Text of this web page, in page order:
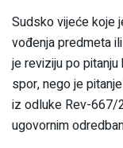
Sudsko vijeće koje
vođenja predmeta
je reviziju po
spor, nego je
iz odluke Rev-667/
ugovornim